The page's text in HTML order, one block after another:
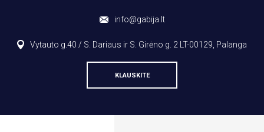
info@gabija.lt
Vytauto g.40 / S. Dariaus ir S. Girėno g. 2 LT-00129, Palanga
KLAUSKITE